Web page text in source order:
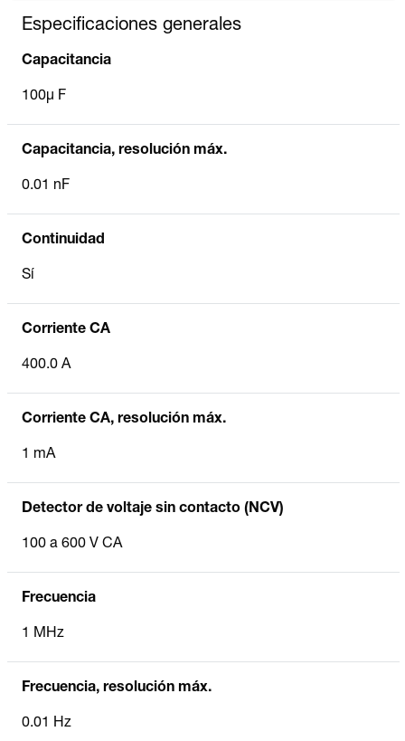
Especificaciones generales
Capacitancia
100µ F
Capacitancia, resolución máx.
0.01 nF
Continuidad
Sí
Corriente CA
400.0 A
Corriente CA, resolución máx.
1 mA
Detector de voltaje sin contacto (NCV)
100 a 600 V CA
Frecuencia
1 MHz
Frecuencia, resolución máx.
0.01 Hz